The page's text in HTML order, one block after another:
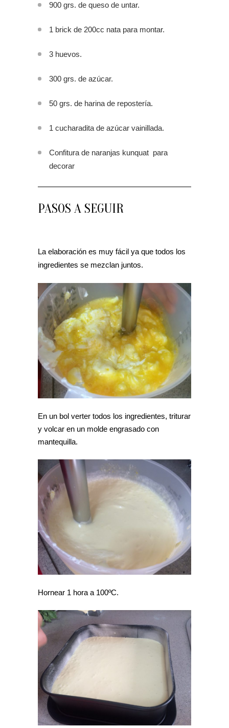
900 grs. de queso de untar.
1 brick de 200cc nata para montar.
3 huevos.
300 grs. de azúcar.
50 grs. de harina de repostería.
1 cucharadita de azúcar vainillada.
Confitura de naranjas kunquat para
decorar
PASOS A SEGUIR
La elaboración es muy fácil ya que todos los
ingredientes se mezclan juntos.
En un bol verter todos los ingredientes, triturar
y volcar en un molde engrasado con
mantequilla.
Hornear 1 hora a 100ºC.